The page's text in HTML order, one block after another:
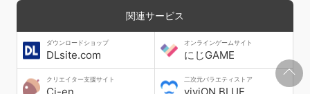
関連サービス
ダウンロードショップ
DLsite.com
オンラインゲームサイト
にじGAME
クリエイター支援サイト 二次元バラエティストア